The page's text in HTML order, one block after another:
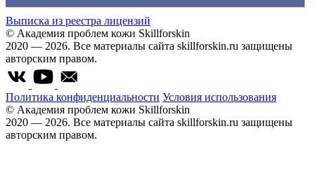
Выписка из реестра лицензий
© Академия проблем кожи Skillforskin
2020 — 2026. Все материалы сайта skillforskin.ru защищены
авторским правом.
Политика конфиденциальности Условия использования
© Академия проблем кожи Skillforskin
2020 — 2026. Все материалы сайта skillforskin.ru защищены
авторским правом.